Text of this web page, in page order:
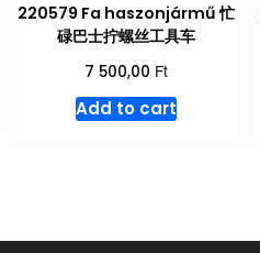
220579 Fa haszonjármű 忙
碌巴士拧螺丝工具车
7 500,00 Ft
Add to cart